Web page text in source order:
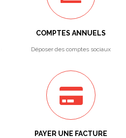
COMPTES ANNUELS
Déposer des comptes sociaux
PAYER UNE FACTURE